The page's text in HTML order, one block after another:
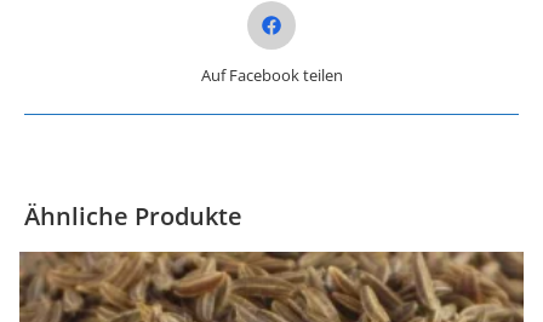
Opens in a new window
Auf Facebook teilen
Ähnliche Produkte